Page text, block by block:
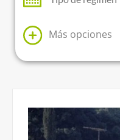
Más opciones